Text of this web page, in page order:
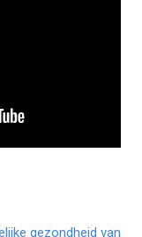
gezondheid van